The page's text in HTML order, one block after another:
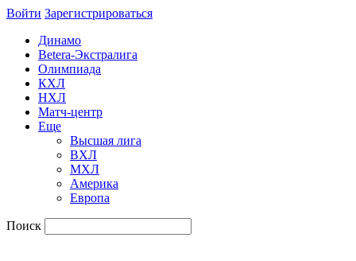
Войти Зарегиcтрироваться
Динамо
Betera-Экстралига
Олимпиада
КХЛ
НХЛ
Матч-центр
Еще
Высшая лига
ВХЛ
МХЛ
Америка
Европа
Поиск